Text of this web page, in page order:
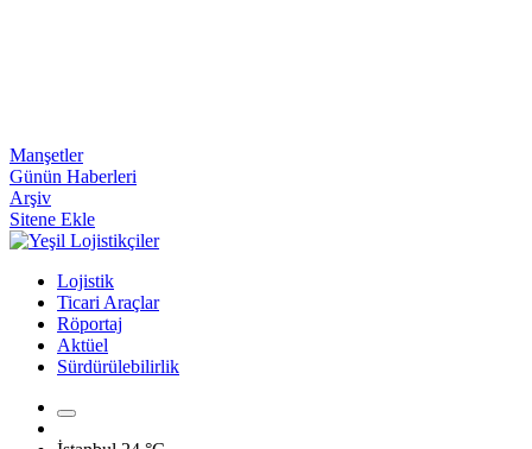
Manşetler
Günün Haberleri
Arşiv
Sitene Ekle
Lojistik
Ticari Araçlar
Röportaj
Aktüel
Sürdürülebilirlik